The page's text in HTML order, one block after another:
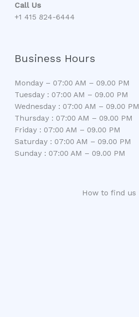
Call Us
+1 415 824-6444
Business Hours
Monday – 07:00 AM – 09.00 PM
Tuesday : 07:00 AM – 09.00 PM
Wednesday : 07:00 AM – 09.00 PM
Thursday : 07:00 AM – 09.00 PM
Friday : 07:00 AM – 09.00 PM
Saturday : 07:00 AM – 09.00 PM
Sunday : 07:00 AM – 09.00 PM
How to find us